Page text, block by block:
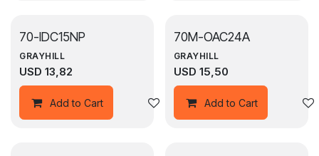
70-IDC15NP
GRAYHILL
USD 13,82
Add to Cart Agregar a la lista de deseos
70M-OAC24A
GRAYHILL
USD 15,50
Add to Cart